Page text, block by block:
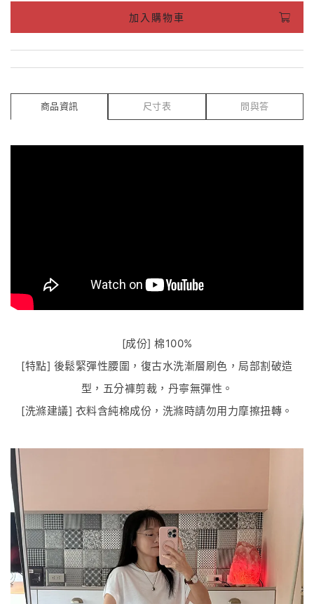
加入購物車
商品資訊 尺寸表 問與答
[成份] 棉100%
[特點] 後鬆緊彈性腰圍，復古水洗漸層刷色，局部割破造
型，五分褲剪裁，丹寧無彈性。
[洗滌建議] 衣料含純棉成份，洗滌時請勿用力摩擦扭轉。